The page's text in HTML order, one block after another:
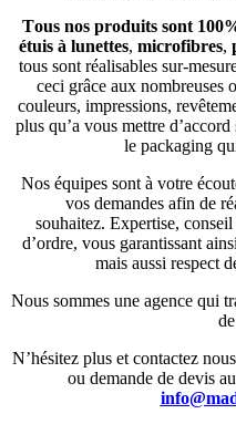
Tous nos produits sont
étuis à lunettes, microfibres,
tous sont réalisables sur-
ceci grâce aux nombreuses
couleurs, impressions,
plus qu’a vous mettre
le packaging
Nos équipes sont à votre
vos demandes afin de
souhaitez. Expertise,
d’ordre, vous garantissant
mais aussi respect
Nous sommes une agence qui
N’hésitez plus et contactez
ou demande de devis au